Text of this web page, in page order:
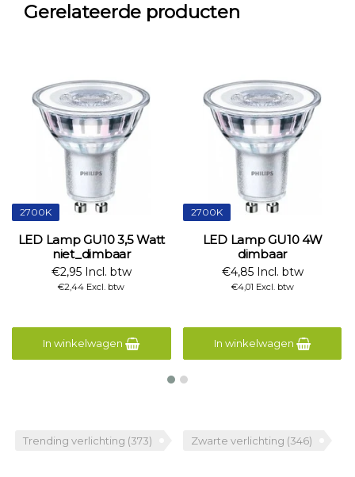
Gerelateerde producten
2700K
LED Lamp GU10 3,5 Watt
niet_dimbaar
€2,95 Incl. btw
€2,44 Excl. btw
In winkelwagen
2700K
LED Lamp GU10 4W
dimbaar
€4,85 Incl. btw
€4,01 Excl. btw
In winkelwagen
Trending verlichting (373) Zwarte verlichting (346)